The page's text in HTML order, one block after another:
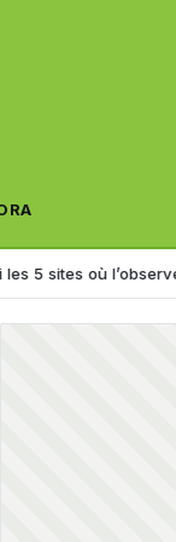
l’observer à Alger